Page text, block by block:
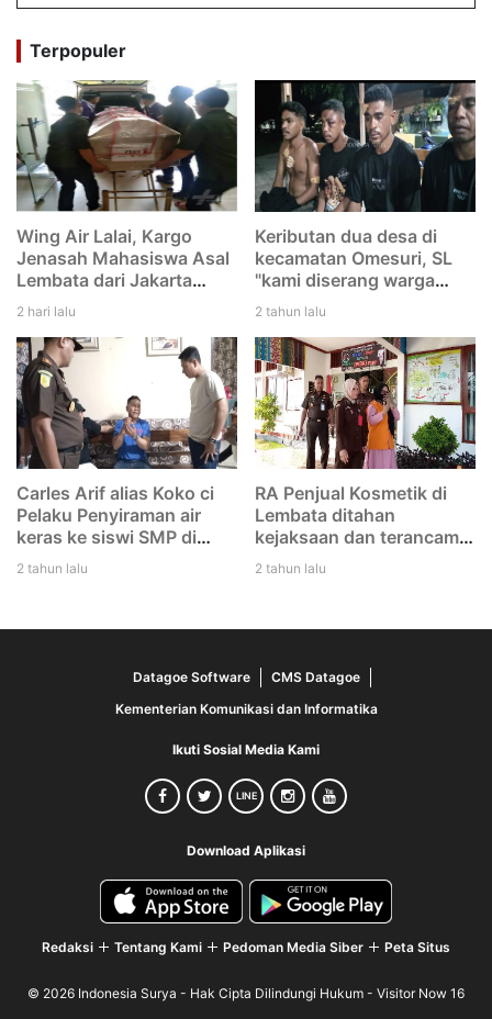
Terpopuler
Wing Air Lalai, Kargo
Jenasah Mahasiswa Asal
Lembata dari Jakarta
menuju Larantuka
tertinggal di Bandara
Eltari Kupang
2 hari lalu
Keributan dua desa di
kecamatan Omesuri, SL
"kami diserang warga
Leubatang, dan kami
duga mereka melakukan
dengan rencana. Saya
tidak tikam Iwan"
2 tahun lalu
Carles Arif alias Koko ci
Pelaku Penyiraman air
keras ke siswi SMP di
Lembata di tangkap Polisi
2 tahun lalu
RA Penjual Kosmetik di
Lembata ditahan
kejaksaan dan terancam
12 tahun penjara
2 tahun lalu
Datagoe Software
CMS Datagoe
Kementerian Komunikasi dan Informatika
Ikuti Sosial Media Kami
LINE
Download Aplikasi
Redaksi Tentang Kami Pedoman Media Siber Peta Situs
© 2026 Indonesia Surya - Hak Cipta Dilindungi Hukum - Visitor Now 16